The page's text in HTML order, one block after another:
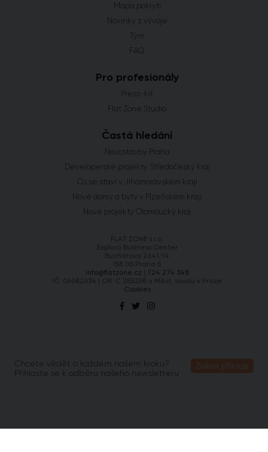
Mapa pokrytí
Novinky z vývoje
Tým
FAQ
Pro profesionály
Press-kit
Flat Zone Studio
Častá hledání
Novostavby Praha
Developerské projekty Středočeský kraj
Co se staví v Jihomoravském kraji
Nové domy a byty v Plzeňském kraji
Nové projekty Olomoucký kraj
FLAT ZONE s.r.o.
Explora Business Center
Bucharova 2641/14
158 00 Praha 5
info@flatzone.cz
724 274 348
IČ: 06682634 | OR: C 285258 u Měst. soudu v Praze
Cookies
Chcete vědět o každém našem kroku?
Přihlaste se k odběru našeho newsletteru
Získat přístup